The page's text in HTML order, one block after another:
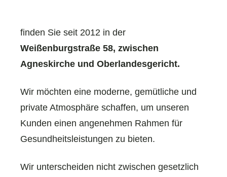
finden Sie seit 2012 in der
Weißenburgstraße 58, zwischen
Agneskirche und Oberlandesgericht.
Wir möchten eine moderne, gemütliche und
private Atmosphäre schaffen, um unseren
Kunden einen angenehmen Rahmen für
Gesundheitsleistungen zu bieten.
Wir unterscheiden nicht zwischen gesetzlich